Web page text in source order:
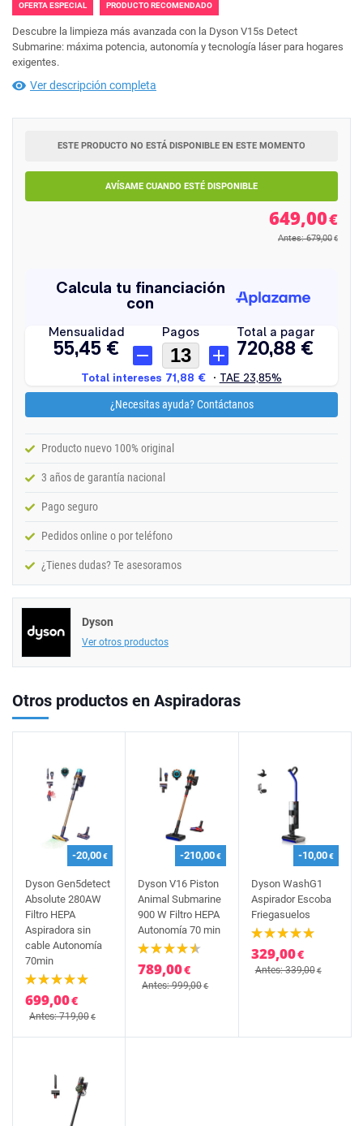
OFERTA ESPECIAL PRODUCTO RECOMENDADO
Descubre la limpieza más avanzada con la Dyson V15s Detect
Submarine: máxima potencia, autonomía y tecnología láser para hogares
exigentes.
Ver descripción completa
ESTE PRODUCTO NO ESTÁ DISPONIBLE EN ESTE MOMENTO
AVÍSAME CUANDO ESTÉ DISPONIBLE
649,00€
Antes: 679,00 €
¿Necesitas ayuda? Contáctanos
Producto nuevo 100% original
3 años de garantía nacional
Pago seguro
Pedidos online o por teléfono
¿Tienes dudas? Te asesoramos
Dyson
Ver otros productos
Otros productos en Aspiradoras
-20,00€
Dyson Gen5detect
Absolute 280AW
Filtro HEPA
Aspiradora sin
cable Autonomía
70min
699,00€
Antes: 719,00€
-210,00€
Dyson V16 Piston
Animal Submarine
900 W Filtro HEPA
Autonomía 70 min
789,00€
Antes: 999,00€
-10,00€
Dyson WashG1
Aspirador Escoba
Friegasuelos
329,00€
Antes: 339,00€